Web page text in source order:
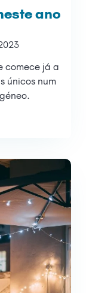
ano
comece já a
únicos num